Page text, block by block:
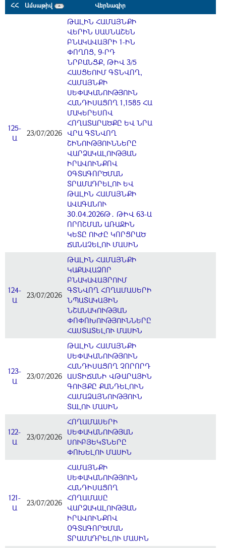
ՀՀ Ամսաթիվ Վերնագիր
125-
Ա
23/07/2026
ԹԱԼԻՆ ՀԱՄԱՅՆՔԻ
ՎԵՐԻՆ ՍԱՍՆԱՇԵՆ
ԲՆԱԿԱՎԱՅՐԻ 1-ԻՆ
ՓՈՂՈՑ, 9-ՐԴ
ՆՐԲԱՆՑՔ, ԹԻՎ 3/5
ՀԱՍՑԵՈՒՄ ԳՏՆՎՈՂ,
ՀԱՄԱՅՆՔԻ
ՍԵՓԱԿԱՆՈՒԹՅՈՒՆ
ՀԱՆԴԻՍԱՑՈՂ 1,1585 ՀԱ
ՄԱԿԵՐԵՍՈՎ
ՀՈՂԱՏԱՐԱԾՔԸ ԵՎ ՆՐԱ
ՎՐԱ ԳՏՆՎՈՂ
ՇԻՆՈՒԹՅՈՒՆՆԵՐԸ
ՎԱՐՁԱԿԱԼՈՒԹՅԱՆ
ԻՐԱՎՈՒՆՔՈՎ
ՕԳՏԱԳՈՐԾՄԱՆ
ՏՐԱՄԱԴՐԵԼՈՒ ԵՎ
ԹԱԼԻՆ ՀԱՄԱՅՆՔԻ
ԱՎԱԳԱՆՈՒ
30.04.2026Թ․ ԹԻՎ 63-Ա
ՈՐՈՇՄԱՆ ԱՌԱՋԻՆ
ԿԵՏԸ ՈՒԺԸ ԿՈՐՑՐԱԾ
ՃԱՆԱՉԵԼՈՒ ՄԱՍԻՆ
124-
Ա
23/07/2026
ԹԱԼԻՆ ՀԱՄԱՅՆՔԻ
ԿԱՔԱՎԱՁՈՐ
ԲՆԱԿԱՎԱՅՐՈՒՄ
ԳՏՆՎՈՂ ՀՈՂԱՄԱՍԵՐԻ
ՆՊԱՏԱԿԱՅԻՆ
ՆՇԱՆԱԿՈՒԹՅԱՆ
ՓՈՓՈԽՈՒԹՅՈՒՆՆԵՐԸ
ՀԱՍՏԱՏԵԼՈՒ ՄԱՍԻՆ
123-
Ա
23/07/2026
ԹԱԼԻՆ ՀԱՄԱՅՆՔԻ
ՍԵՓԱԿԱՆՈՒԹՅՈՒՆ
ՀԱՆԴԻՍԱՑՈՂ ՉՈՐՈՐԴ
ԱՍՏԻՃԱՆԻ ՎԹԱՐԱՅԻՆ
ԳՈՒՅՔԸ ՔԱՆԴԵԼՈՒՆ
ՀԱՄԱՁԱՅՆՈՒԹՅՈՒՆ
ՏԱԼՈՒ ՄԱՍԻՆ
122-
Ա
23/07/2026
ՀՈՂԱՄԱՍԵՐԻ
ՍԵՓԱԿԱՆՈՒԹՅԱՆ
ՍՈՒԲՅԵԿՏՆԵՐԸ
ՓՈԽԵԼՈՒ ՄԱՍԻՆ
121-
Ա
23/07/2026
ՀԱՄԱՅՆՔԻ
ՍԵՓԱԿԱՆՈՒԹՅՈՒՆ
ՀԱՆԴԻՍԱՑՈՂ
ՀՈՂԱՄԱՍԸ
ՎԱՐՁԱԿԱԼՈՒԹՅԱՆ
ԻՐԱՎՈՒՆՔՈՎ
ՕԳՏԱԳՈՐԾՄԱՆ
ՏՐԱՄԱԴՐԵԼՈՒ ՄԱՍԻՆ